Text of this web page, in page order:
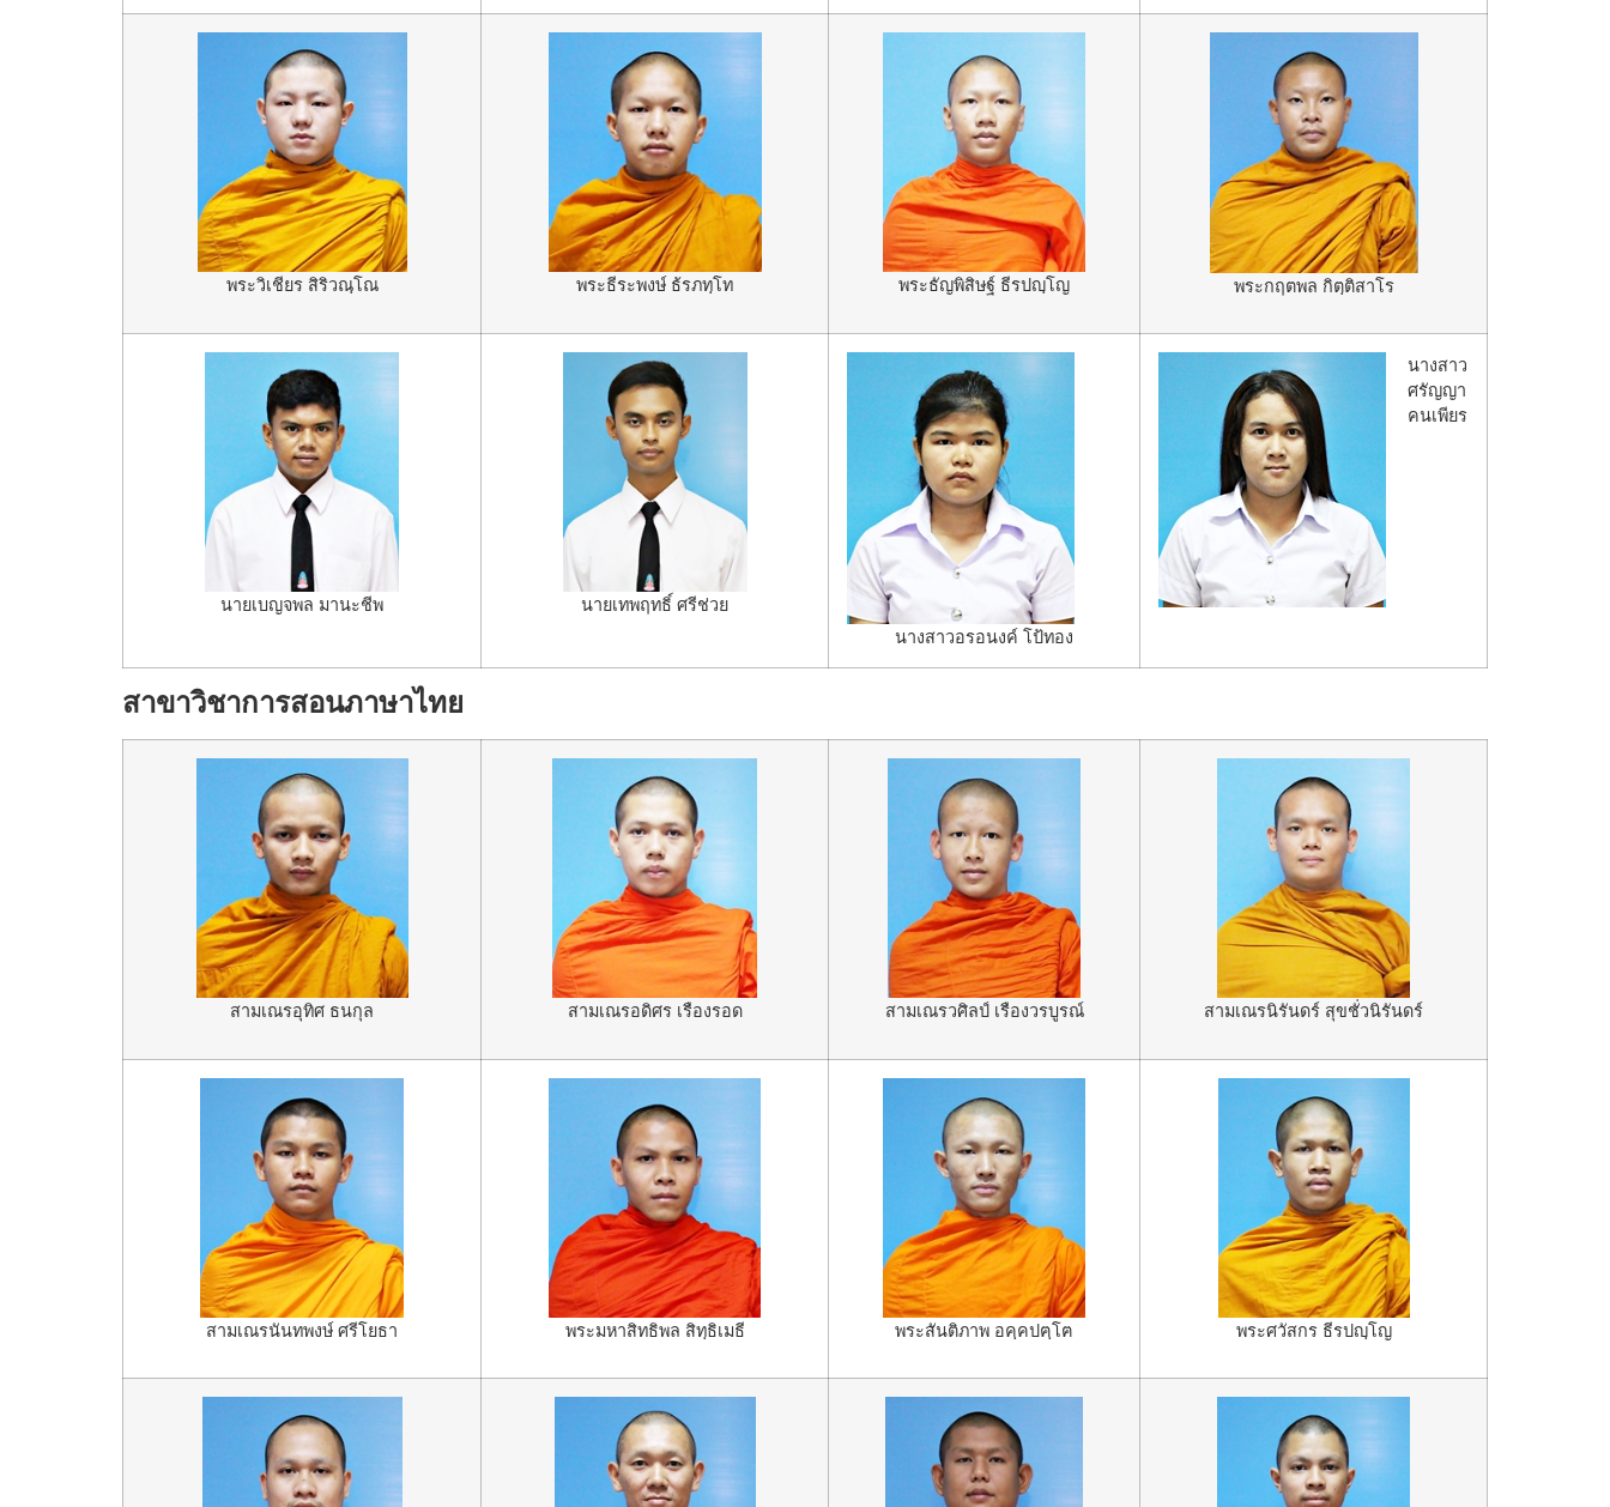
พระวิเชียร สิริวณฺโณ พระธีระพงษ์ ธ้รภทฺโท พระธัญพิสิษฐ์ ธีรปญฺโญ พระกฤตพล กิตฺติสาโร
นายเบญจพล มานะชีพ
นายเทพฤทธิ์ ศรีช่วย
นางสาวอรอนงค์ โป้ทอง
นางสาว
ศรัญญา
คนเพียร
สาขาวิชาการสอนภาษาไทย
สามเณรอุทิศ ธนกุล สามเณรอดิศร เรืองรอด สามเณรวศิลป์ เรืองวรบูรณ์ สามเณรนิรันดร์ สุขชั่วนิรันดร์
สามเณรนันทพงษ์ ศรีโยธา พระมหาสิทธิพล สิทฺธิเมธี พระสันติภาพ อคฺคปฅฺโฅ พระศวัสกร ธีรปญฺโญ